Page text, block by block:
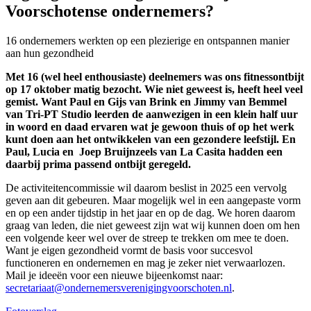
Voorschotense ondernemers?
16 ondernemers werkten op een plezierige en ontspannen manier
aan hun gezondheid
Met 16 (wel heel enthousiaste) deelnemers was ons fitnessontbijt
op 17 oktober matig bezocht. Wie niet geweest is, heeft heel veel
gemist. Want Paul en Gijs van Brink en Jimmy van Bemmel
van Tri-PT Studio leerden de aanwezigen in een klein half uur
in woord en daad ervaren wat je gewoon thuis of op het werk
kunt doen aan het ontwikkelen van een gezondere leefstijl. En
Paul, Lucia en Joep Bruijnzeels van La Casita hadden een
daarbij prima passend ontbijt geregeld.
De activiteitencommissie wil daarom beslist in 2025 een vervolg
geven aan dit gebeuren. Maar mogelijk wel in een aangepaste vorm
en op een ander tijdstip in het jaar en op de dag. We horen daarom
graag van leden, die niet geweest zijn wat wij kunnen doen om hen
een volgende keer wel over de streep te trekken om mee te doen.
Want je eigen gezondheid vormt de basis voor succesvol
functioneren en ondernemen en mag je zeker niet verwaarlozen.
Mail je ideeën voor een nieuwe bijeenkomst naar:
secretariaat@ondernemersverenigingvoorschoten.nl.